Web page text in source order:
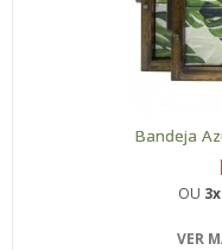
Bandeja
OU 3x
VER